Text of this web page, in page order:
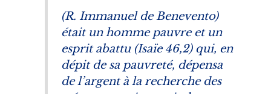
(R. Immanuel de Benevento)
était un homme pauvre et un
esprit abattu (Isaïe 46,2) qui, en
dépit de sa pauvreté, dépensa
de l’argent à la recherche des